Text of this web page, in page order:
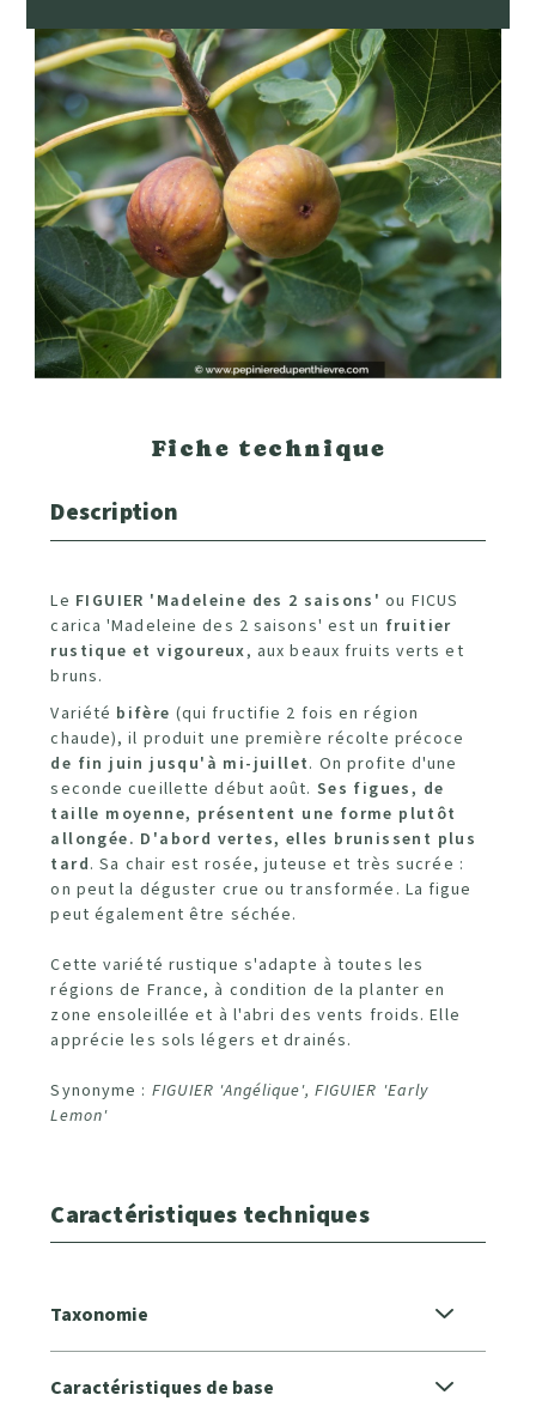
Fiche technique
Description
Le FIGUIER 'Madeleine des 2 saisons' ou FICUS
carica 'Madeleine des 2 saisons' est un fruitier
rustique et vigoureux, aux beaux fruits verts et
bruns.
Variété bifère (qui fructifie 2 fois en région
chaude), il produit une première récolte précoce
de fin juin jusqu'à mi-juillet. On profite d'une
seconde cueillette début août. Ses figues, de
taille moyenne, présentent une forme plutôt
allongée. D'abord vertes, elles brunissent plus
tard. Sa chair est rosée, juteuse et très sucrée :
on peut la déguster crue ou transformée. La figue
peut également être séchée.
Cette variété rustique s'adapte à toutes les
régions de France, à condition de la planter en
zone ensoleillée et à l'abri des vents froids. Elle
apprécie les sols légers et drainés.
Synonyme : FIGUIER 'Angélique', FIGUIER 'Early
Lemon'
Caractéristiques techniques
Taxonomie
Caractéristiques de base